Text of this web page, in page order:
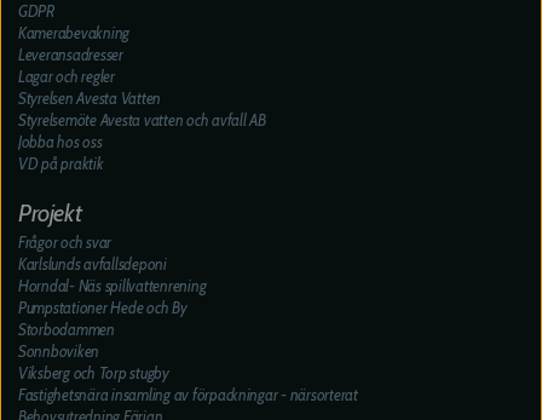
GDPR
Kamerabevakning
Leveransadresser
Lagar och regler
Styrelsen Avesta Vatten
Styrelsemöte Avesta vatten och avfall AB
Jobba hos oss
VD på praktik
Projekt
Frågor och svar
Karlslunds avfallsdeponi
Horndal- Näs spillvattenrening
Pumpstationer Hede och By
Storbodammen
Sonnboviken
Viksberg och Torp stugby
Fastighetsnära insamling av förpackningar - närsorterat